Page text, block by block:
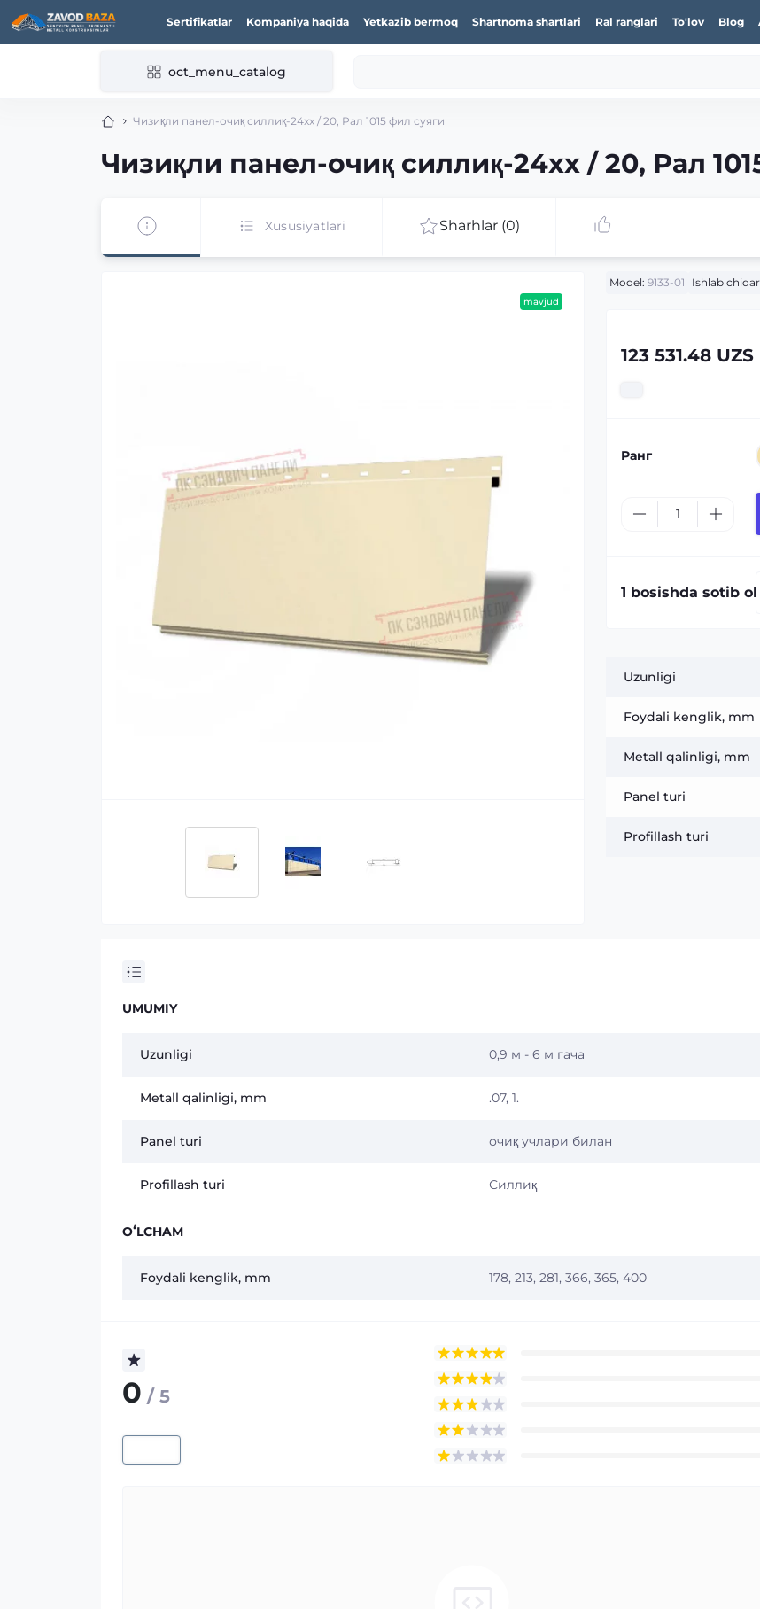
Sertifikatlar Kompaniya haqida Yetkazib bermoq Shartnoma shartlari Ral ranglari To'lov Blog
oct_menu_catalog
Чизиқли панел-очиқ силлиқ-24xx / 20, Рал 1015 фил суяги
Чизиқли панел-очиқ силлиқ-24xx / 20, Рал
Xususiyatlari Sharhlar (0)
mavjud
Model: 9133-01 Ishlab
123 531.48 UZS
Ранг
1 bosishda sotib
Uzunligi
Foydali kenglik, mm
Metall qalinligi, mm
Panel turi
Profillash turi
UMUMIY
Uzunligi 0,9 м - 6 м гача
Metall qalinligi, mm .07, 1.
Panel turi очиқ учлари билан
Profillash turi Силлиқ
OʻLCHAM
Foydali kenglik, mm 178, 213, 281, 366, 365, 400
0 / 5